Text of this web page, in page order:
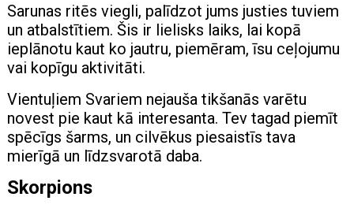
Sarunas ritēs viegli, palīdzot jums justies tuviem
un atbalstītiem. Šis ir lielisks laiks, lai kopā
ieplānotu kaut ko jautru, piemēram, īsu ceļojumu
vai kopīgu aktivitāti.
Vientuļiem Svariem nejauša tikšanās varētu
novest pie kaut kā interesanta. Tev tagad piemīt
spēcīgs šarms, un cilvēkus piesaistīs tava
mierīgā un līdzsvarotā daba.
Skorpions